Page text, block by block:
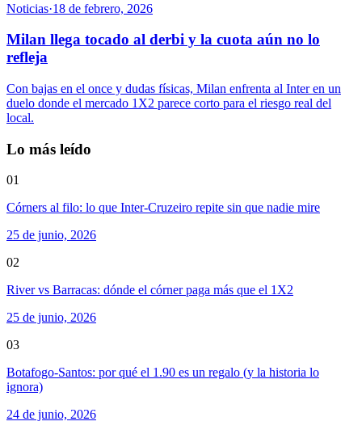
Noticias·18 de febrero, 2026
Milan llega tocado al derbi y la cuota aún no lo
refleja
Con bajas en el once y dudas físicas, Milan enfrenta al Inter en un
duelo donde el mercado 1X2 parece corto para el riesgo real del
local.
Lo más leído
01
Córners al filo: lo que Inter-Cruzeiro repite sin que nadie mire
25 de junio, 2026
02
River vs Barracas: dónde el córner paga más que el 1X2
25 de junio, 2026
03
Botafogo-Santos: por qué el 1.90 es un regalo (y la historia lo
ignora)
24 de junio, 2026